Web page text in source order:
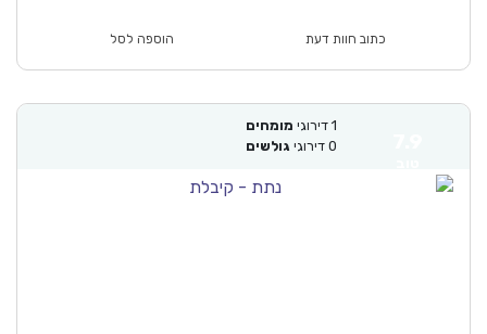
כתוב חוות דעת הוספה לסל
דירוגימומחים
דירוגיגולשים